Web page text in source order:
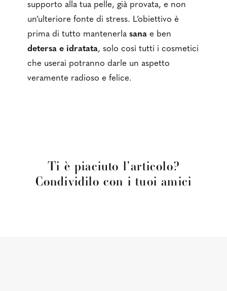
supporto alla tua pelle, già provata, e non
un’ulteriore fonte di stress. L’obiettivo è
prima di tutto mantenerlasana e ben
detersa e idratata, solo così tutti i cosmetici
che userai potranno darle un aspetto
veramente radioso e felice.
Ti è piaciuto l'articolo?
Condividilo con i tuoi amici